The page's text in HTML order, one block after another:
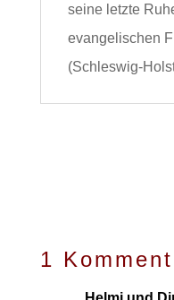
seine letzte
evangelischen
(Schleswig-
1